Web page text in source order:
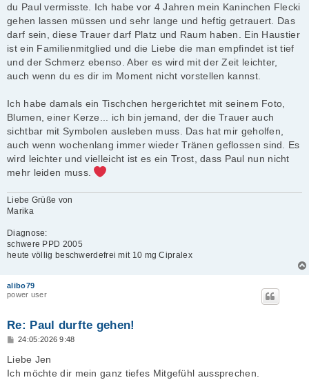
du Paul vermisste. Ich habe vor 4 Jahren mein Kaninchen Flecki
gehen lassen müssen und sehr lange und heftig getrauert. Das
darf sein, diese Trauer darf Platz und Raum haben. Ein Haustier
ist ein Familienmitglied und die Liebe die man empfindet ist tief
und der Schmerz ebenso. Aber es wird mit der Zeit leichter,
auch wenn du es dir im Moment nicht vorstellen kannst.
Ich habe damals ein Tischchen hergerichtet mit seinem Foto,
Blumen, einer Kerze... ich bin jemand, der die Trauer auch
sichtbar mit Symbolen ausleben muss. Das hat mir geholfen,
auch wenn wochenlang immer wieder Tränen geflossen sind. Es
wird leichter und vielleicht ist es ein Trost, dass Paul nun nicht
mehr leiden muss.
Liebe Grüße von
Marika
Diagnose:
schwere PPD 2005
heute völlig beschwerdefrei mit 10 mg Cipralex
alibo79
power user
Re: Paul durfte gehen!
B
i
r
24:05:2026 9:48
Liebe Jen
Ich möchte dir mein ganz tiefes Mitgefühl aussprechen.